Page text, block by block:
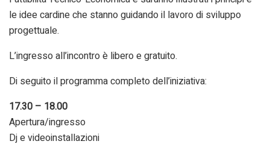
le idee cardine che stanno guidando il lavoro di sviluppo
progettuale.
L’ingresso all’incontro è libero e gratuito.
Di seguito il programma completo dell’iniziativa:
17.30 – 18.00
Apertura/ingresso
Dj e videoinstallazioni